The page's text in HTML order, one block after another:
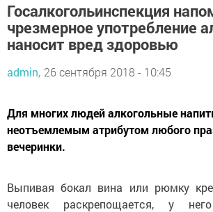
Госалкогольинспекция
чрезмерное употребление
наносит вред здоровью
admin, 26 сентября 2018 - 10:45
Для многих людей алкогольные
неотъемлемым атрибутом любого
вечеринки.
Выпивая бокал вина или рюмку
человек раскрепощается, у него